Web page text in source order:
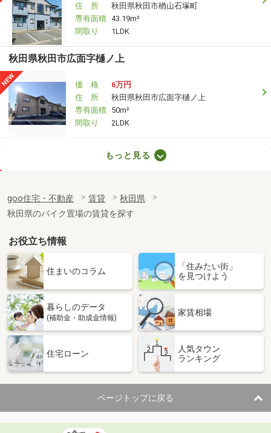
住 所
秋田県秋田市楢山石塚町
専有面積 43.19m²
間取り
1LDK
秋田県秋田市広面字樋ノ上
価 格
6万円
住 所
秋田県秋田市広面字樋ノ上
専有面積 50m²
間取り
2LDK
秋田県秋田市広面字樋ノ上
専有面積
50m²
間取り
2LDK
秋田県秋田市茨島４丁目
価 格
秋田県秋田市茨島４丁目
専有面積 44.5m²
間取り
秋田県秋田市四ツ小屋字中野
住 所
秋田県秋田市四ツ小屋字中野
専有面積 59.58m²
間取り
2LDK
秋田県秋田市仁井田福島２丁目
もっと見る
goo住宅・不動産 賃貸
秋田県
秋田県のバイク置場の賃貸を探す
お役立ち情報
住まいのコラム
「住みたい街」
を見つけよう
暮らしのデータ
(補助金・助成金情報)
家賃相場
住宅ローン
人気タウン
ランキング
ページトップに戻る